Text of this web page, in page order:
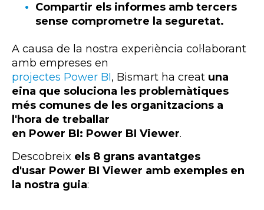
Compartir els informes amb tercers
sense comprometre la seguretat.
A causa de la nostra experiència col·laborant
amb empreses en
projectes Power BI, Bismart ha creat una
eina que soluciona les problemàtiques
més comunes de les organitzacions a
l'hora de treballar
en Power BI: Power BI Viewer.
Descobreix els 8 grans avantatges
d'usar Power BI Viewer amb exemples en
la nostra guia: